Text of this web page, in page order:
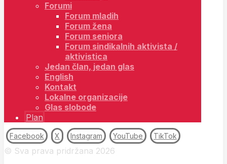
Forumi
Forum mladih
Forum žena
Forum seniora
Forum sindikalnih aktivista /
aktivistica
Jedan član, jedan glas
English
Kontakt
Lokalne organizacije
Glas slobode
Plan
Facebook X Instagram YouTube TikTok
© Sva prava pridržana 2026